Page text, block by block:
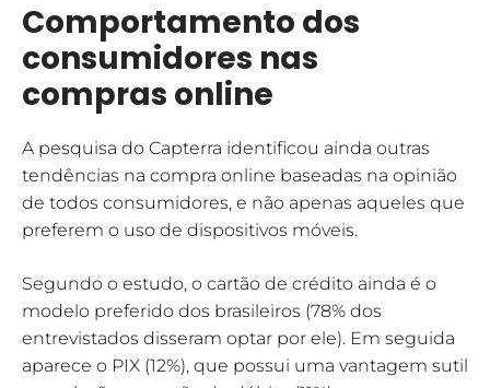
Comportamento dos
consumidores nas
compras online
A pesquisa do Capterra identificou ainda outras
tendências na compra online baseadas na opinião
de todos consumidores, e não apenas aqueles que
preferem o uso de dispositivos móveis.
Segundo o estudo, o cartão de crédito ainda é o
modelo preferido dos brasileiros (78% dos
entrevistados disseram optar por ele). Em seguida
aparece o PIX (12%), que possui uma vantagem sutil